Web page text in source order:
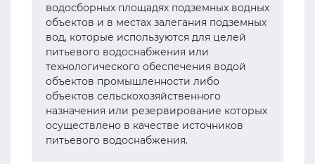
водосборных площадях подземных водных
объектов и в местах залегания подземных
вод, которые используются для целей
питьевого водоснабжения или
технологического обеспечения водой
объектов промышленности либо
объектов сельскохозяйственного
назначения или резервирование которых
осуществлено в качестве источников
питьевого водоснабжения.